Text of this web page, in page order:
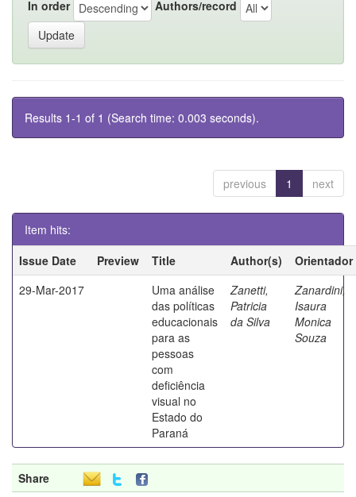
In order Authors/record
Results 1-1 of 1 (Search time: 0.003 seconds).
previous 1 next
Item hits:
Issue Date
Preview Title Author(s)
Orientador
29-Mar-2017
Uma análise
das políticas
educacionais
para as
pessoas
com
deficiência
visual no
Estado do
Paraná
Zanetti,
Patricia
da Silva
Zanardini,
Isaura
Monica
Souza
Share